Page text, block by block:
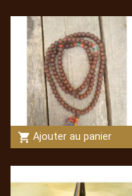
shopping_cart Ajouter au panier